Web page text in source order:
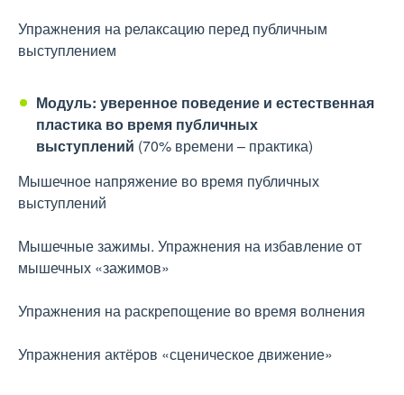
Упражнения на релаксацию перед публичным
выступлением
Модуль: уверенное поведение и естественная
пластика во время публичных
выступлений (70% времени – практика)
Мышечное напряжение во время публичных
выступлений
Мышечные зажимы. Упражнения на избавление от
мышечных «зажимов»
Упражнения на раскрепощение во время волнения
Упражнения актёров «сценическое движение»